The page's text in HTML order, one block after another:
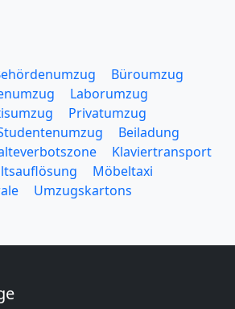
Büroumzug
Laborumzug
Privatumzug
Beiladung
Klaviertransport
Möbeltaxi
Umzugskartons